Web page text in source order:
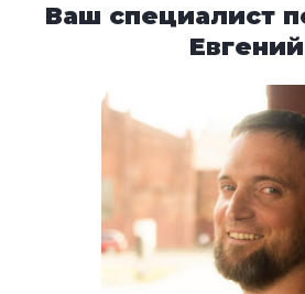
Ваш специалист
Евгений